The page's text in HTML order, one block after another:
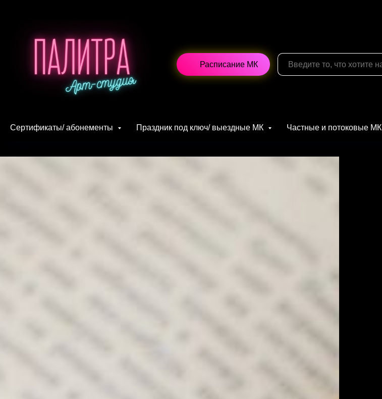
Расписание МК
Сертификаты/ абонементы Праздник под ключ/ выездные МК Частные и потоковые МК